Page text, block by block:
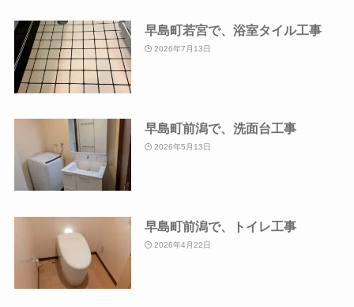
早島町若宮で、浴室タイル工事
2026年7月13日
早島町前潟で、洗面台工事
2026年5月13日
早島町前潟で、トイレ工事
2026年4月22日